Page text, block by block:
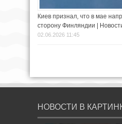
Киев признал, что в мае
сторону Финляндии |
02.06.2026 11:45
НОВОСТИ В